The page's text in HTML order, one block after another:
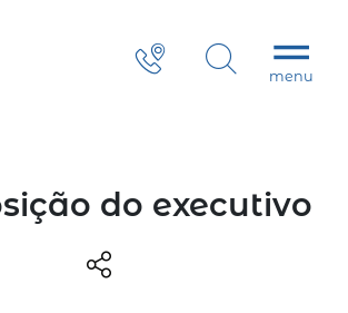
do executivo